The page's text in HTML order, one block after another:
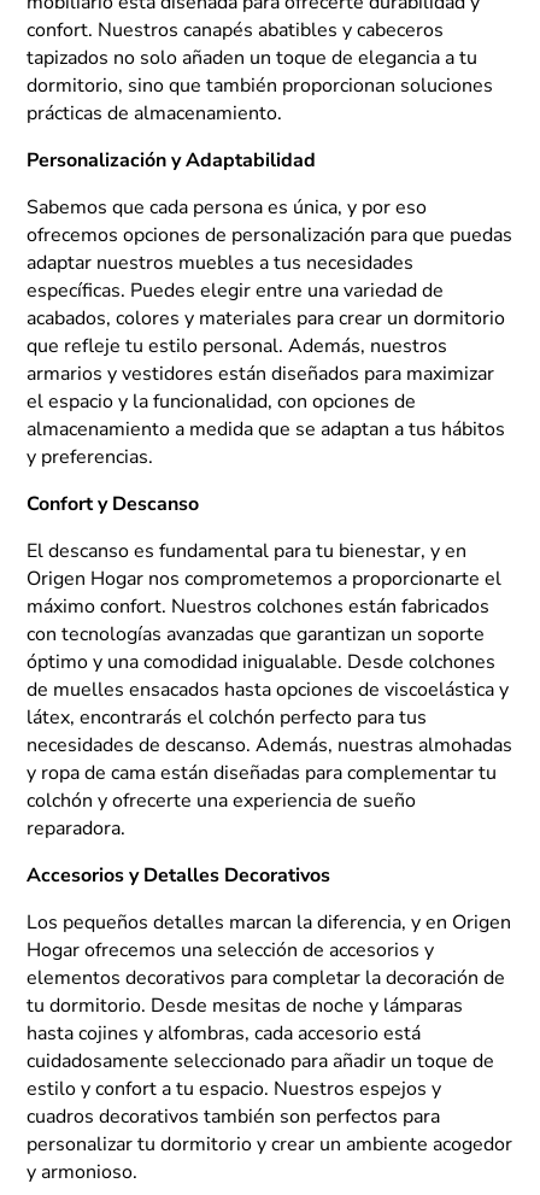
confort. Nuestros canapés abatibles y cabeceros
tapizados no solo añaden un toque de elegancia a tu
dormitorio, sino que también proporcionan soluciones
prácticas de almacenamiento.
Personalización y Adaptabilidad
Sabemos que cada persona es única, y por eso
ofrecemos opciones de personalización para que puedas
adaptar nuestros muebles a tus necesidades
específicas. Puedes elegir entre una variedad de
acabados, colores y materiales para crear un dormitorio
que refleje tu estilo personal. Además, nuestros
armarios y vestidores están diseñados para maximizar
el espacio y la funcionalidad, con opciones de
almacenamiento a medida que se adaptan a tus hábitos
y preferencias.
Confort y Descanso
El descanso es fundamental para tu bienestar, y en
Origen Hogar nos comprometemos a proporcionarte el
máximo confort. Nuestros colchones están fabricados
con tecnologías avanzadas que garantizan un soporte
óptimo y una comodidad inigualable. Desde colchones
de muelles ensacados hasta opciones de viscoelástica y
látex, encontrarás el colchón perfecto para tus
necesidades de descanso. Además, nuestras almohadas
y ropa de cama están diseñadas para complementar tu
colchón y ofrecerte una experiencia de sueño
reparadora.
Accesorios y Detalles Decorativos
Los pequeños detalles marcan la diferencia, y en Origen
Hogar ofrecemos una selección de accesorios y
elementos decorativos para completar la decoración de
tu dormitorio. Desde mesitas de noche y lámparas
hasta cojines y alfombras, cada accesorio está
cuidadosamente seleccionado para añadir un toque de
estilo y confort a tu espacio. Nuestros espejos y
cuadros decorativos también son perfectos para
personalizar tu dormitorio y crear un ambiente acogedor
y armonioso.